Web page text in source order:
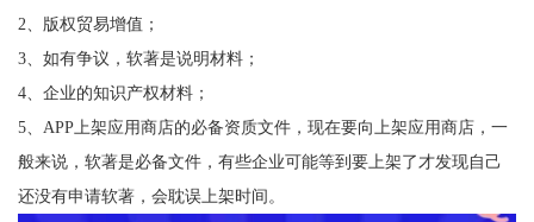
2、版权贸易增值；
3、如有争议，软著是说明材料；
4、企业的知识产权材料；
5、APP上架应用商店的必备资质文件，现在要向上架应用商店，一
般来说，软著是必备文件，有些企业可能等到要上架了才发现自己
还没有申请软著，会耽误上架时间。